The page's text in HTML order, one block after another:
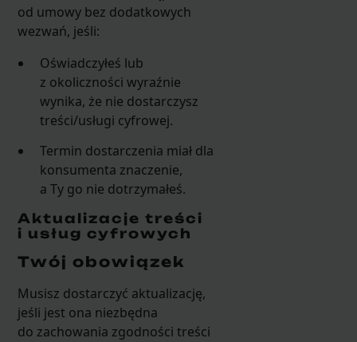
od umowy bez dodatkowych
wezwań, jeśli:
Oświadczyłeś lub
z okoliczności wyraźnie
wynika, że nie dostarczysz
treści/usługi cyfrowej.
Termin dostarczenia miał dla
konsumenta znaczenie,
a Ty go nie dotrzymałeś.
Aktualizacje treści
i usług cyfrowych
Twój obowiązek
Musisz dostarczyć aktualizację,
jeśli jest ona niezbędna
do zachowania zgodności treści